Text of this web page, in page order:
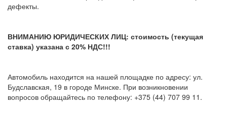
дефекты.
ВНИМАНИЮ ЮРИДИЧЕСКИХ ЛИЦ: стоимость (текущая
ставка) указана с 20% НДС!!!
Автомобиль находится на нашей площадке по адресу: ул.
Будславская, 19 в городе Минске. При возникновении
вопросов обращайтесь по телефону: +375 (44) 707 99 11.